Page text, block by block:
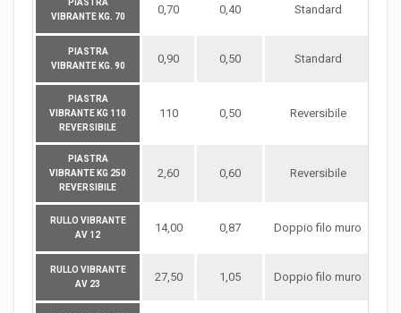
PIASTRA
VIBRANTE KG. 70
0,70 0,40 Standard
PIASTRA
VIBRANTE KG. 90
0,90 0,50 Standard
PIASTRA
VIBRANTE KG 110
REVERSIBILE
110 0,50 Reversibile
PIASTRA
VIBRANTE KG 250
REVERSIBILE
2,60 0,60 Reversibile
RULLO VIBRANTE
AV 12
14,00 0,87 Doppio filo muro
RULLO VIBRANTE
AV 23
27,50 1,05 Doppio filo muro